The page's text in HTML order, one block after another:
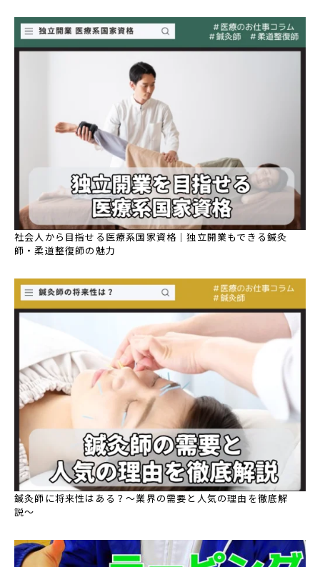
社会人から目指せる医療系国家資格｜独立開業もできる鍼灸
師・柔道整復師の魅力
鍼灸師に将来性はある？〜業界の需要と人気の理由を徹底解
説〜